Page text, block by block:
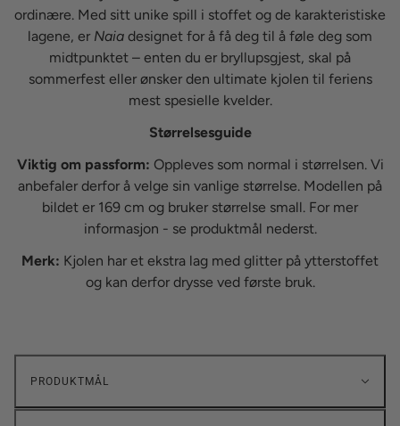
ordinære. Med sitt unike spill i stoffet og de karakteristiske
lagene, er Naia designet for å få deg til å føle deg som
midtpunktet – enten du er bryllupsgjest, skal på
sommerfest eller ønsker den ultimate kjolen til feriens
mest spesielle kvelder.
Størrelsesguide
Viktig om passform: Oppleves som normal i størrelsen. Vi
anbefaler derfor å velge sin vanlige størrelse. Modellen på
bildet er 169 cm og bruker størrelse small. For mer
informasjon - se produktmål nederst.
Merk: Kjolen har et ekstra lag med glitter på ytterstoffet
og kan derfor drysse ved første bruk.
PRODUKTMÅL